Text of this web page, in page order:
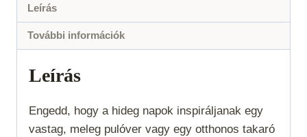
Bézs
mennyiség
Leírás
További információk
Leírás
Engedd, hogy a hideg napok inspiráljanak egy
vastag, meleg pulóver vagy egy otthonos takaró